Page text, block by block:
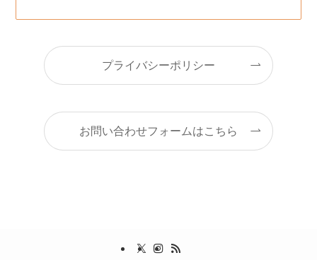
プライバシーポリシー
お問い合わせフォームはこちら